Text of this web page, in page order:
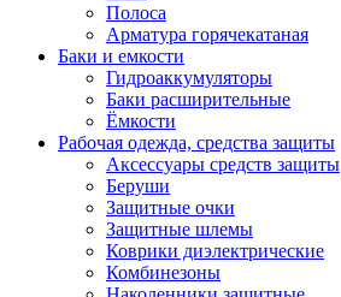
Полоса
Арматура горячекатаная
Баки и емкости
Гидроаккумуляторы
Баки расширительные
Ёмкости
Рабочая одежда, средства защиты
Аксессуары средств защиты
Беруши
Защитные очки
Защитные шлемы
Коврики диэлектрические
Комбинезоны